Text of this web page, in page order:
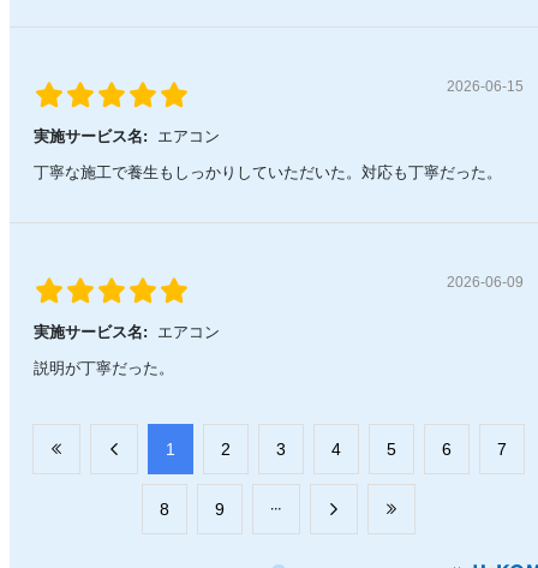
2026-06-15
実施サービス名:
エアコン
丁寧な施工で養生もしっかりしていただいた。対応も丁寧だった。
2026-06-09
実施サービス名:
エアコン
説明が丁寧だった。
​1 ​2 ​3 ​4 ​5 ​6 ​7
​8 ​9